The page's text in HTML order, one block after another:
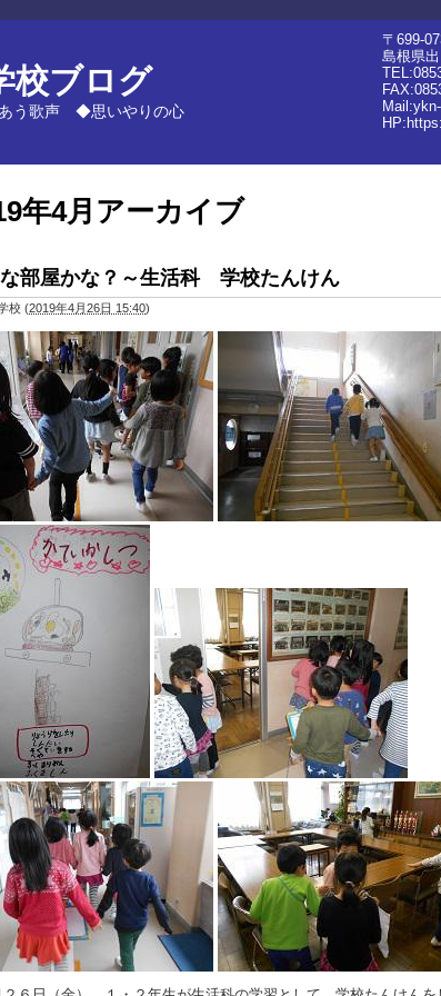
校ブログ
う歌声 ◆思いやりの心
〒699-
島根県
HP:
年4月アーカイブ
部屋かな？～生活科 学校たんけん
校 (2019年4月26日 15:40)